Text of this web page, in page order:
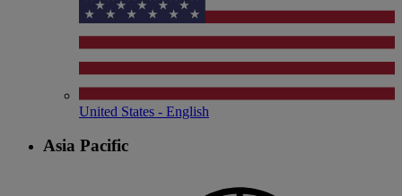
United States - English
Asia Pacific